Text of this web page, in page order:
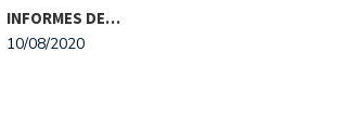
INFORMES DE…
10/08/2020